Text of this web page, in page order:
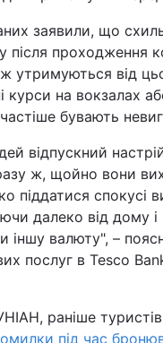
заявили, що
після проходження
утримуються від
курси на вокзалах
бувають
відпускний
ж, щойно вони
піддатися спокусі
далеко від дому і
іншу валюту", –
послуг в Tesco
раніше
під час